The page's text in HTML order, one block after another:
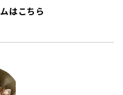
はこちら